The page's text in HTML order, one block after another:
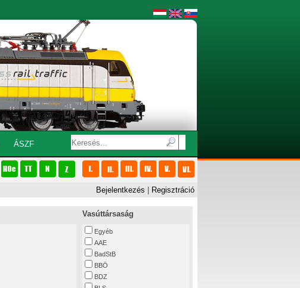
ÁSZF
Bejelentkezés Regisztráció
Vasúttársaság
Egyéb
AAE
BadStB
BBÖ
BDZ